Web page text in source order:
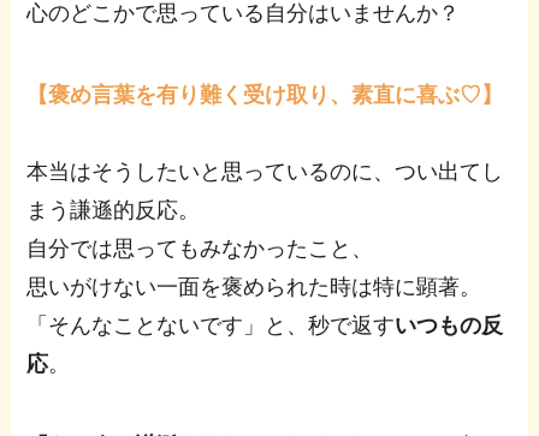
心のどこかで思っている自分はいませんか？
【褒め言葉を有り難く受け取り、素直に喜ぶ♡】
本当はそうしたいと思っているのに、つい出てし
まう謙遜的反応。
自分では思ってもみなかったこと、
思いがけない一面を褒められた時は特に顕著。
「そんなことないです」と、秒で返すいつもの反
応。